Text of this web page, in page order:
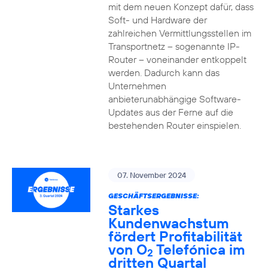
mit dem neuen Konzept dafür, dass
Soft- und Hardware der
zahlreichen Vermittlungsstellen im
Transportnetz – sogenannte IP-
Router – voneinander entkoppelt
werden. Dadurch kann das
Unternehmen
anbieterunabhängige Software-
Updates aus der Ferne auf die
bestehenden Router einspielen.
07. November 2024
GESCHÄFTSERGEBNISSE:
Starkes
Kundenwachstum
fördert Profitabilität
von O2 Telefónica im
dritten Quartal